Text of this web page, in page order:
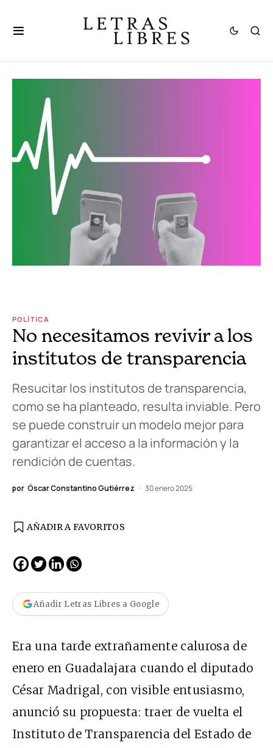
POLÍTICA
No necesitamos revivir a los
institutos de transparencia
Resucitar los institutos de transparencia,
como se ha planteado, resulta inviable. Pero
se puede construir un modelo mejor para
garantizar el acceso a la información y la
rendición de cuentas.
por Óscar Constantino Gutiérrez 30 enero 2025
AÑADIR A FAVORITOS
Añadir Letras Libres a Google
Era una tarde extrañamente calurosa de
enero en Guadalajara cuando el diputado
César Madrigal, con visible entusiasmo,
anunció su propuesta: traer de vuelta el
Instituto de Transparencia del Estado de